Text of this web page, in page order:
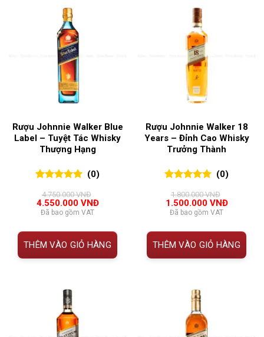
Rượu Johnnie Walker Blue
Label – Tuyệt Tác Whisky
Thượng Hạng
đánh giá
(0)
4.750.000VNĐ
Giá
gốc
4.750.000 VNĐ.
4.550.000 VNĐGiá
là:
4.550.000 VNĐ.
Đã bao gồm VAT
THÊM VÀO GIỎ HÀNG
Rượu Johnnie Walker 18
Years – Đỉnh Cao Whisky
Trưởng Thành
đánh giá
(0)
1.800.000VNĐ
Giá
gốc
1.800.000 VNĐ.
1.500.000 VNĐGiá
là:
Đã bao gồm VAT
THÊM VÀO GIỎ HÀNG